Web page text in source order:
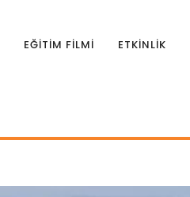
EĞİTİM FİLMİ ETKİNLİK